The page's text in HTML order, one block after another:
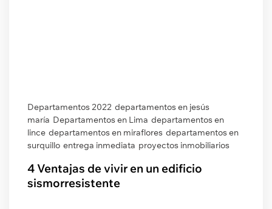
Departamentos 2022 departamentos en jesús
maría Departamentos en Lima departamentos en
lince departamentos en miraflores departamentos en
surquillo entrega inmediata proyectos inmobiliarios
4 Ventajas de vivir en un edificio
sismorresistente